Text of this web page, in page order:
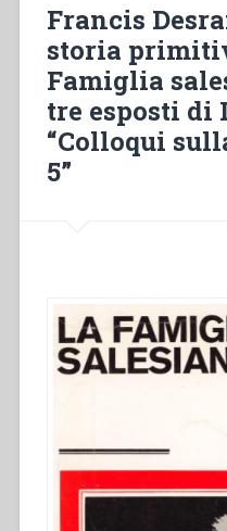
Francis
storia
Famiglia
tre esposti di
“Colloqui
5”